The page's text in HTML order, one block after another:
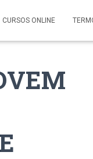
CURSOS ONLINE